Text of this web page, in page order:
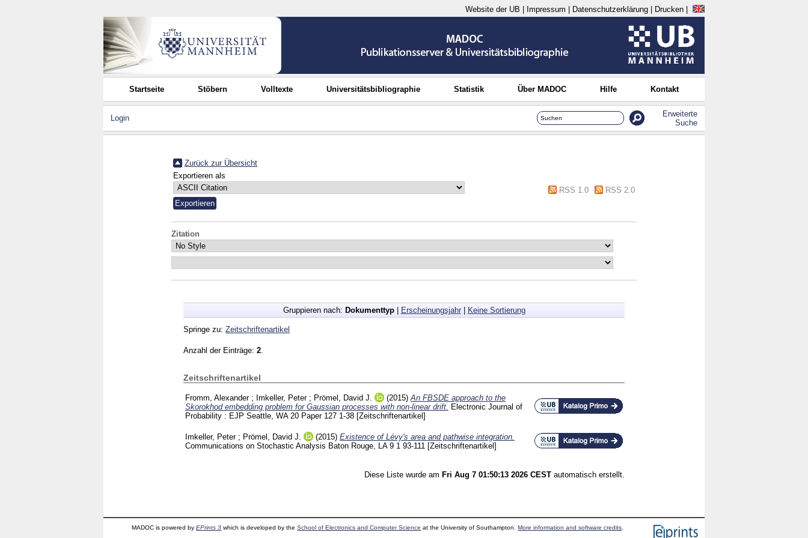
Website der UB Impressum Datenschutzerklärung Drucken
Startseite Stöbern Volltexte Universitätsbibliographie Statistik Über MADOC Hilfe Kontakt
Login
Erweiterte
Suche
Zurück zur Übersicht
Exportieren als
RSS 1.0
RSS 2.0
Zitation
Gruppieren nach: Dokumenttyp| Erscheinungsjahr| Keine Sortierung
Springe zu: Zeitschriftenartikel
Anzahl der Einträge: 2
Zeitschriftenartikel
Fromm, Alexander; Imkeller, Peter; Prömel, David J. (2015) An FBSDE approach to the
Skorokhod embedding problem for Gaussian processes with non-linear drift.
Electronic Journal of
Probability : EJP Seattle, WA 20 Paper 127 1-38 [Zeitschriftenartikel]
Imkeller, Peter; Prömel, David J. (2015) Existence of Lévy's area and pathwise integration.
Communications on Stochastic Analysis Baton Rouge, LA 9 1 93-111 [Zeitschriftenartikel]
Diese Liste wurde am Fri Aug 7 01:50:13 2026 CEST automatisch erstellt.
MADOC is powered byEPrints 3 which is developed by theSchool of Electronics and Computer Science at the University of Southampton.More information and software credits